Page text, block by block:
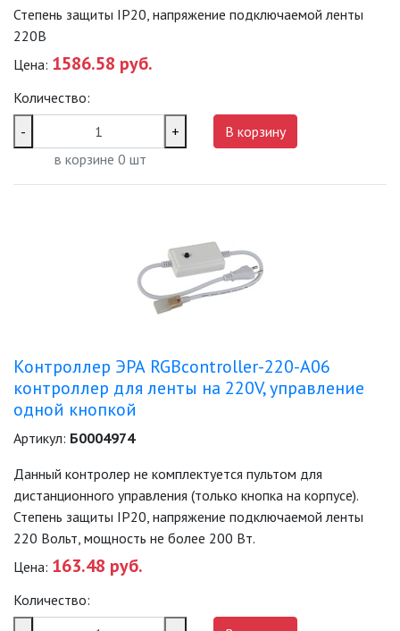
Степень защиты IP20, напряжение подключаемой ленты
220В
Цена: 1586.58 руб.
Количество:
-
+
в корзине 0 шт
В корзину
Контроллер ЭРА RGBcontroller-220-A06
контроллер для ленты на 220V, управление
одной кнопкой
Артикул: Б0004974
Данный контролер не комплектуется пультом для
дистанционного управления (только кнопка на корпусе).
Степень защиты IP20, напряжение подключаемой ленты
220 Вольт, мощность не более 200 Вт.
Цена: 163.48 руб.
Количество: